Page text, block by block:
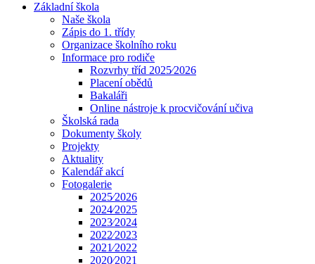
Základní škola
Naše škola
Zápis do 1. třídy
Organizace školního roku
Informace pro rodiče
Rozvrhy tříd 2025⁄2026
Placení obědů
Bakaláři
Online nástroje k procvičování učiva
Školská rada
Dokumenty školy
Projekty
Aktuality
Kalendář akcí
Fotogalerie
2025⁄2026
2024⁄2025
2023⁄2024
2022⁄2023
2021⁄2022
2020⁄2021